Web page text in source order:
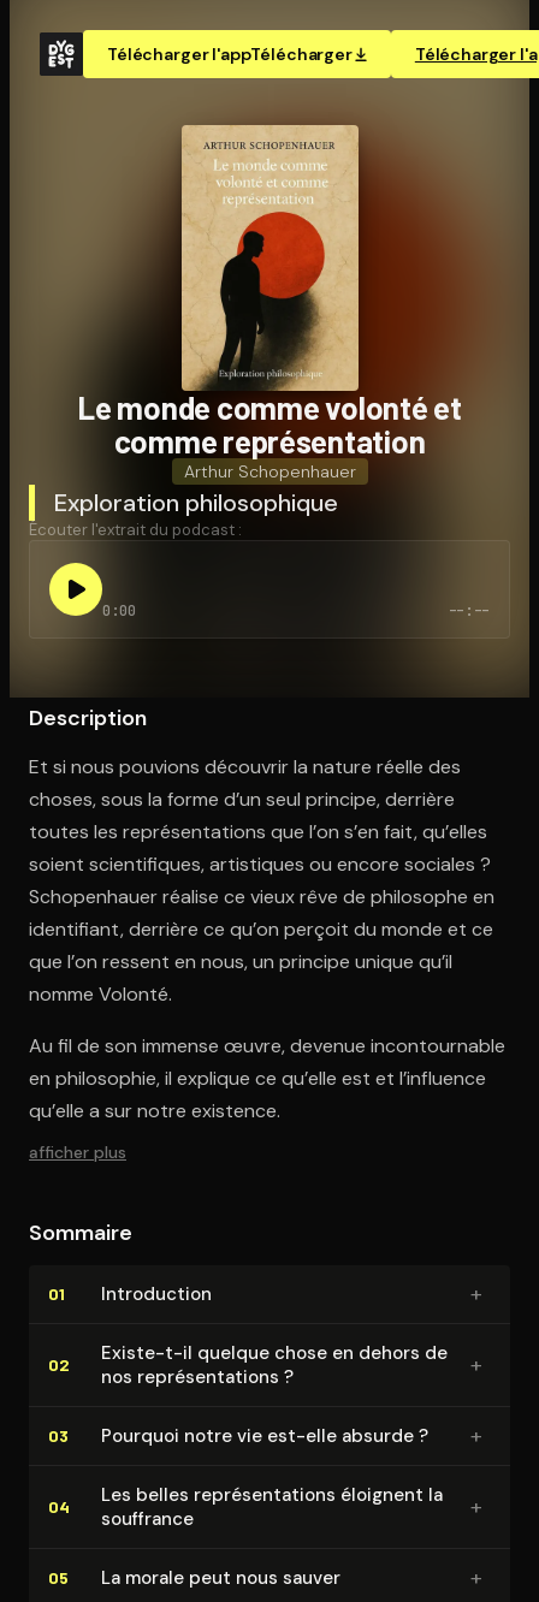
Télécharger l'appTélécharger Télécharger
Ouvre l'app Appareil photo, pointe sur le code. C'est gratuit à
Le monde comme volonté et
comme re­pré­sen­ta­tion
Arthur Schopenhauer
Exploration philosophique
Écouter l'extrait du podcast :
0:00 --:--
Description
Et si nous pouvions découvrir la nature réelle des
choses, sous la forme d’un seul principe, derrière
toutes les représentations que l’on s’en fait, qu’elles
soient scientifiques, artistiques ou encore sociales ?
Schopenhauer réalise ce vieux rêve de philosophe en
identifiant, derrière ce qu’on perçoit du monde et ce
que l’on ressent en nous, un principe unique qu’il
nomme Volonté.
Au fil de son immense œuvre, devenue incontournable
en philosophie, il explique ce qu’elle est et l’influence
qu’elle a sur notre existence.
afficher plus
Sommaire
01 In­tro­duc­tion +
02
Existe-t-il quelque chose en dehors de
nos re­pré­sen­ta­tions ?
+
03 Pourquoi notre vie est-elle absurde ? +
04
Les belles re­pré­sen­ta­tions éloignent la
souffrance
+
05 La morale peut nous sauver +